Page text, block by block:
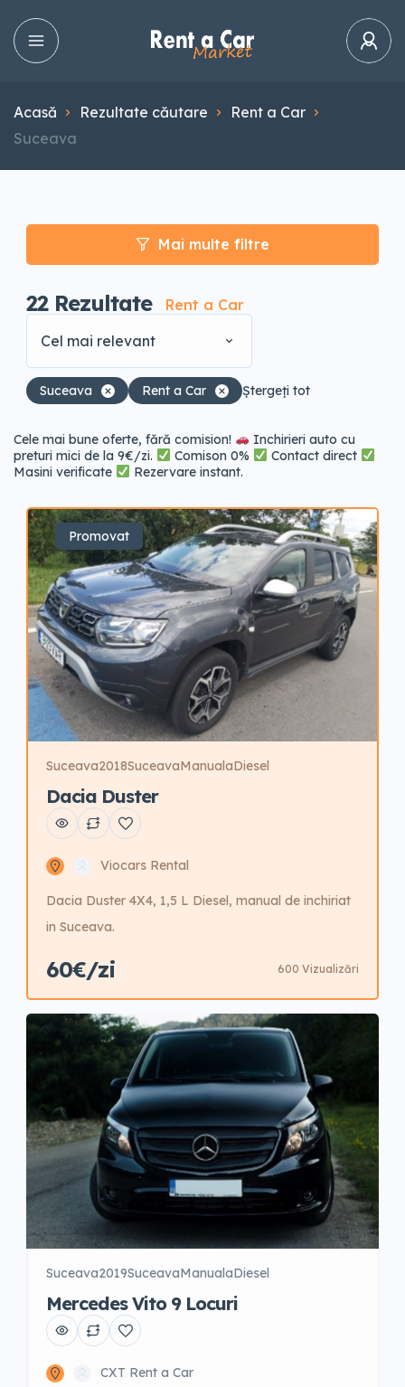
Acasă Rezultate căutare
Rent a Car
Suceava
Mai multe filtre
22 Rezultate
Rent a Car
Cel mai relevant
Suceava Rent a Car Ștergeți tot
Cele mai bune oferte, fără comision!
Inchirieri auto cu
preturi mici de la 9€/zi.
Comison 0%
Contact direct
Masini verificate
Rezervare instant.
Promovat
Suceava2018SuceavaManualaDiesel
Dacia Duster
Viocars Rental
Dacia Duster 4X4, 1,5 L Diesel, manual de inchiriat
in Suceava.
60€/zi 600 Vizualizări
Suceava2019SuceavaManualaDiesel
Mercedes Vito 9 Locuri
CXT Rent a Car